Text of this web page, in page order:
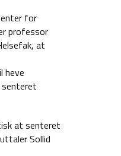
for
professor
at
heve
at senteret
Sollid